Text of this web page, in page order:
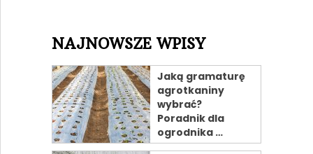
NAJNOWSZE WPISY
Jaką gramaturę
agrotkaniny
wybrać?
Poradnik dla
ogrodnika …